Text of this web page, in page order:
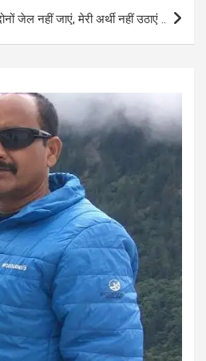
जेल नहीं जाएं, मेरी अर्थी नहीं उठाएं ..